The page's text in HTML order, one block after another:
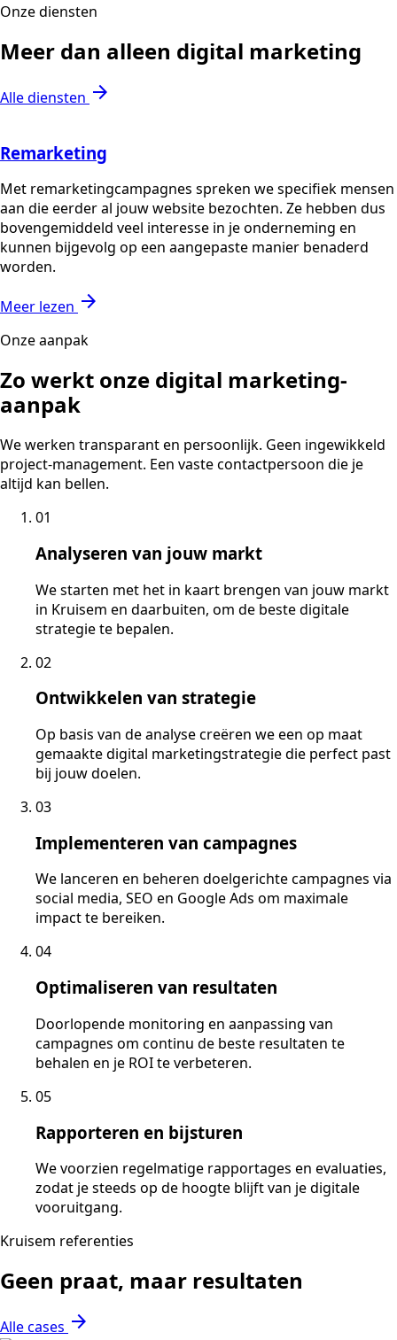
Onze diensten
Meer dan alleen digital marketing
Alle diensten arrow_forward
Remarketing
Met remarketingcampagnes spreken we specifiek mensen
aan die eerder al jouw website bezochten. Ze hebben dus
bovengemiddeld veel interesse in je onderneming en
kunnen bijgevolg op een aangepaste manier benaderd
worden.
Meer lezen arrow_forward
Onze aanpak
Zo werkt onze digital marketing-
aanpak
We werken transparant en persoonlijk. Geen ingewikkeld
project-management. Een vaste contactpersoon die je
altijd kan bellen.
01
Analyseren van jouw markt
We starten met het in kaart brengen van jouw markt
in Kruisem en daarbuiten, om de beste digitale
strategie te bepalen.
02
Ontwikkelen van strategie
Op basis van de analyse creëren we een op maat
gemaakte digital marketingstrategie die perfect past
bij jouw doelen.
03
Implementeren van campagnes
We lanceren en beheren doelgerichte campagnes via
social media, SEO en Google Ads om maximale
impact te bereiken.
04
Optimaliseren van resultaten
Doorlopende monitoring en aanpassing van
campagnes om continu de beste resultaten te
behalen en je ROI te verbeteren.
05
Rapporteren en bijsturen
We voorzien regelmatige rapportages en evaluaties,
zodat je steeds op de hoogte blijft van je digitale
vooruitgang.
Kruisem referenties
Geen praat, maar resultaten
Alle cases arrow_forward